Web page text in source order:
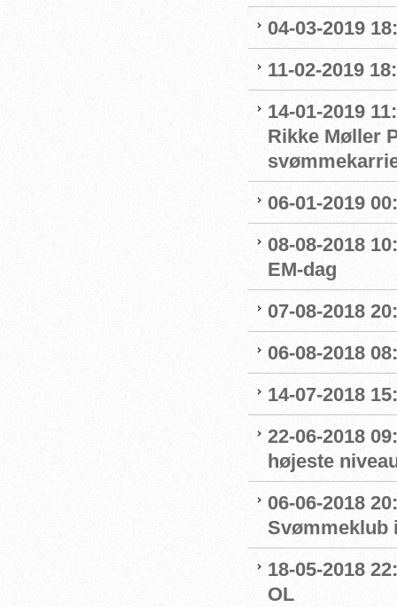
04-03-2019
11-02-2019
14-01-2019
Rikke Møller
06-01-2019
08-08-2018
EM-dag
07-08-2018
06-08-2018
14-07-2018
22-06-2018
højeste
06-06-2018
Svømmeklub
18-05-2018
OL